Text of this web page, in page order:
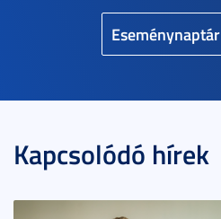
Eseménynaptár
Kapcsolódó hírek